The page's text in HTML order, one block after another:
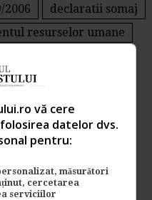
2006
declaratii somaj
resurselor umane
pe Email!
vă cere
datelor dvs.
pentru:
măsurători
cercetarea
serviciilor